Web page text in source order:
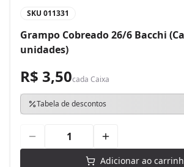
SKU 011331
Grampo Cobreado 26/6 Bacchi
unidades)
R$ 3,50cada Caixa
Tabela de descontos
Adicionar ao